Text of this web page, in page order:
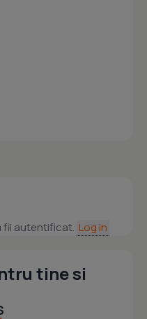
fii autentificat. Log in
tine si